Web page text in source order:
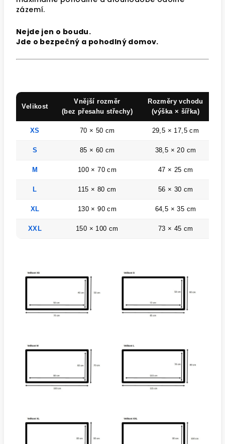
zázemí.
Nejde jen o boudu.
Jde o bezpečný a pohodlný domov.
Velikost
Vnější rozměr
(bez přesahu střechy)
Rozměry vchodu
(výška × šířka)
XS 70 × 50 cm 29,5 × 17,5 cm
S 85 × 60 cm 38,5 × 20 cm
M 100 × 70 cm 47 × 25 cm
L 115 × 80 cm 56 × 30 cm
XL 130 × 90 cm 64,5 × 35 cm
XXL 150 × 100 cm 73 × 45 cm